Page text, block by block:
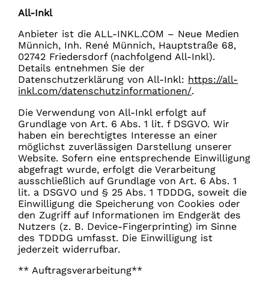
All-Inkl
Anbieter ist die ALL-INKL.COM – Neue Medien
Münnich, Inh. René Münnich, Hauptstraße 68,
02742 Friedersdorf (nachfolgend All-Inkl).
Details entnehmen Sie der
Datenschutzerklärung von All-Inkl: https://all-
inkl.com/datenschutzinformationen/.
Die Verwendung von All-Inkl erfolgt auf
Grundlage von Art. 6 Abs. 1 lit. f DSGVO. Wir
haben ein berechtigtes Interesse an einer
möglichst zuverlässigen Darstellung unserer
Website. Sofern eine entsprechende Einwilligung
abgefragt wurde, erfolgt die Verarbeitung
ausschließlich auf Grundlage von Art. 6 Abs. 1
lit. a DSGVO und § 25 Abs. 1 TDDDG, soweit die
Einwilligung die Speicherung von Cookies oder
den Zugriff auf Informationen im Endgerät des
Nutzers (z. B. Device-Fingerprinting) im Sinne
des TDDDG umfasst. Die Einwilligung ist
jederzeit widerrufbar.
** Auftragsverarbeitung**